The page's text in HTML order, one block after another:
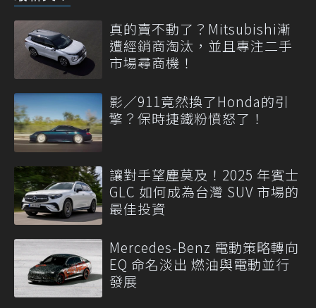
真的賣不動了？Mitsubishi漸
遭經銷商淘汰，並且專注二手
市場尋商機！
影／911竟然換了Honda的引
擎？保時捷鐵粉憤怒了！
讓對手望塵莫及！2025 年賓士
GLC 如何成為台灣 SUV 市場的
最佳投資
Mercedes-Benz 電動策略轉向
EQ 命名淡出 燃油與電動並行
發展